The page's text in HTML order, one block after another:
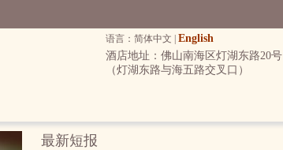
语言：简体中文 | English
酒店地址：佛山南海区灯湖东路20号
（灯湖东路与海五路交叉口）
最新短报